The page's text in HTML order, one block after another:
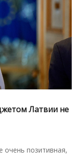
Латвии не
очень позитивная,